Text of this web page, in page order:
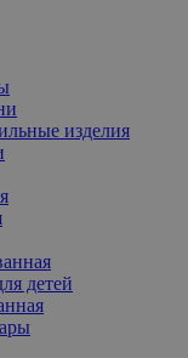
изделия
детей